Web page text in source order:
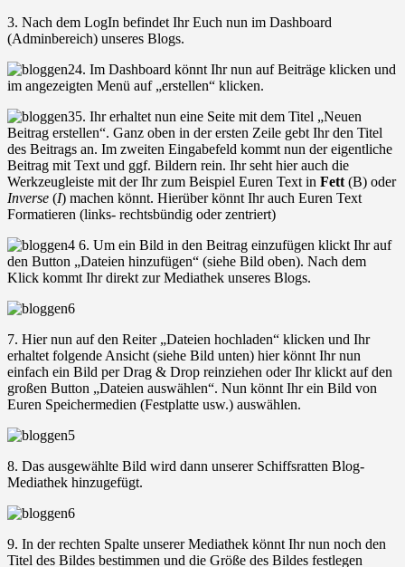
3. Nach dem LogIn befindet Ihr Euch nun im Dashboard
(Adminbereich) unseres Blogs.
4. Im Dashboard könnt Ihr nun auf Beiträge klicken und
im angezeigten Menü auf „erstellen“ klicken.
5. Ihr erhaltet nun eine Seite mit dem Titel „Neuen
Beitrag erstellen“. Ganz oben in der ersten Zeile gebt Ihr den Titel
des Beitrags an. Im zweiten Eingabefeld kommt nun der eigentliche
Beitrag mit Text und ggf. Bildern rein. Ihr seht hier auch die
Werkzeugleiste mit der Ihr zum Beispiel Euren Text in Fett (B) oder
Inverse (I) machen könnt. Hierüber könnt Ihr auch Euren Text
Formatieren (links- rechtsbündig oder zentriert)
6. Um ein Bild in den Beitrag einzufügen klickt Ihr auf
den Button „Dateien hinzufügen“ (siehe Bild oben). Nach dem
Klick kommt Ihr direkt zur Mediathek unseres Blogs.
7. Hier nun auf den Reiter „Dateien hochladen“ klicken und Ihr
erhaltet folgende Ansicht (siehe Bild unten) hier könnt Ihr nun
einfach ein Bild per Drag & Drop reinziehen oder Ihr klickt auf den
großen Button „Dateien auswählen“. Nun könnt Ihr ein Bild von
Euren Speichermedien (Festplatte usw.) auswählen.
8. Das ausgewählte Bild wird dann unserer Schiffsratten Blog-
Mediathek hinzugefügt.
9. In der rechten Spalte unserer Mediathek könnt Ihr nun noch den
Titel des Bildes bestimmen und die Größe des Bildes festlegen